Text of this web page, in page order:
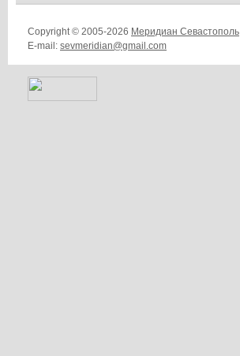
Copyright © 2005-2026 Меридиан Севастополь
E-mail: sevmeridian@gmail.com